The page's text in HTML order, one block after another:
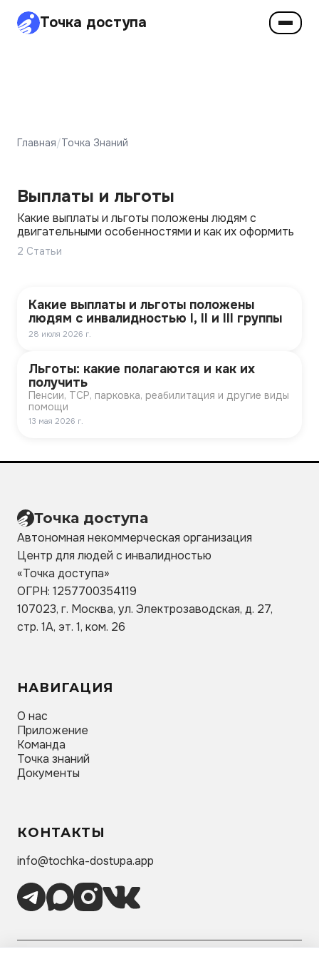
Точка доступа
Главная/Точка Знаний
Выплаты и льготы
Какие выплаты и льготы положены людям с
двигательными особенностями и как их оформить
2 Статьи
Какие выплаты и льготы положены
людям с инвалидностью I, II и III группы
28 июля 2026 г.
Льготы: какие полагаются и как их
получить
Пенсии, ТСР, парковка, реабилитация и другие виды
помощи
13 мая 2026 г.
Точка доступа
Автономная некоммерческая организация
Центр для людей с инвалидностью
«Точка доступа»
ОГРН: 1257700354119
107023, г. Москва, ул. Электрозаводская, д. 27,
стр. 1А, эт. 1, ком. 26
НАВИГАЦИЯ
О нас
Приложение
Команда
Точка знаний
Документы
КОНТАКТЫ
info@tochka-dostupa.app